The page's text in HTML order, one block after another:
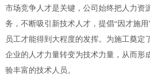
市场竞争人才是关键，公司始终把人力资
务，不断吸引新技术人才，提倡“因才施
员工才能得到大程度的发挥。为施工奠定
企业的人才力量转变为技术力量，从而形
验丰富的技术人员。